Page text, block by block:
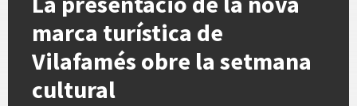
marca turística de
Vilafamés obre la setmana
cultural